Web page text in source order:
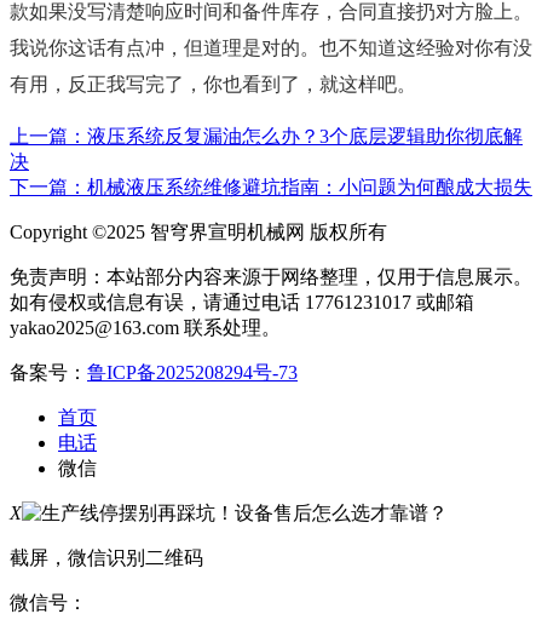
款如果没写清楚响应时间和备件库存，合同直接扔对方脸上。
我说你这话有点冲，但道理是对的。也不知道这经验对你有没
有用，反正我写完了，你也看到了，就这样吧。
上一篇：液压系统反复漏油怎么办？3个底层逻辑助你彻底解
决
下一篇：机械液压系统维修避坑指南：小问题为何酿成大损失
Copyright ©2025 智穹界宣明机械网 版权所有
免责声明：本站部分内容来源于网络整理，仅用于信息展示。
如有侵权或信息有误，请通过电话 17761231017 或邮箱
yakao2025@163.com 联系处理。
备案号： 鲁ICP备2025208294号-73
首页
电话
微信
X
截屏，微信识别二维码
微信号：